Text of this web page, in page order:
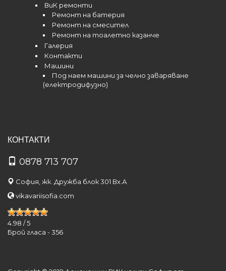
ВиК ремонти
Ремонт на батерия
Ремонт на смесител
Ремонт на тоалетно казанче
Галерия
Контакти
Машини
Под наем машини за челно заваряване
(електродифузно)
КОНТАКТИ
0878 713 707
София, жк. Дружба блок 301 Вх.А
vikavariisofia.com
4.98 /5
Брой гласа -356